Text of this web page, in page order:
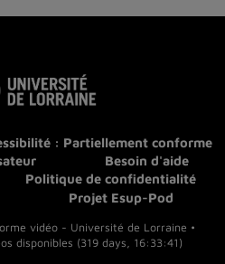
: Partiellement conforme
Besoin d'aide
Politique de confidentialité
Projet Esup-Pod
vidéo - Université de Lorraine •
disponibles (319 days, 16:33:41)